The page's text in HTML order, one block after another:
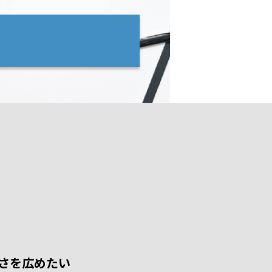
を広めたい